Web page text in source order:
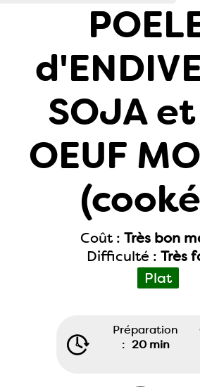
SOJA
OEUF
Coût : Très bon
Difficulté : Très
Plat
Préparation
: 20 min